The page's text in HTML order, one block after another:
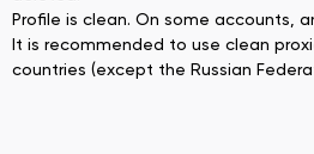
Profile is clean. On some accounts,
It is recommended to use clean
countries (except the Russian